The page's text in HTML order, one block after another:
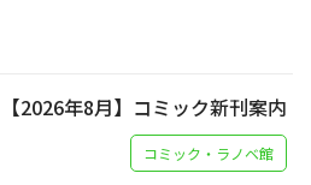
【2026年8月】コミック新刊案内
コミック・ラノベ館